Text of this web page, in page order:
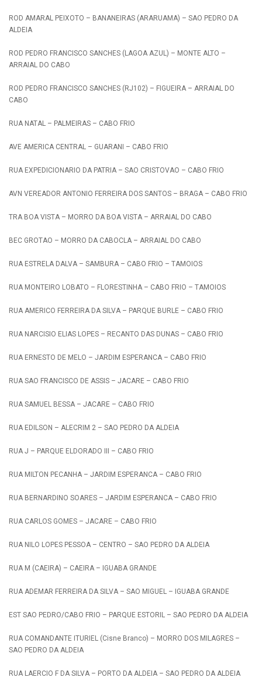
ROD AMARAL PEIXOTO – BANANEIRAS (ARARUAMA) – SAO PEDRO DA
ALDEIA
ROD PEDRO FRANCISCO SANCHES (LAGOA AZUL) – MONTE ALTO –
ARRAIAL DO CABO
ROD PEDRO FRANCISCO SANCHES (RJ102) – FIGUEIRA – ARRAIAL DO
CABO
RUA NATAL – PALMEIRAS – CABO FRIO
AVE AMERICA CENTRAL – GUARANI – CABO FRIO
RUA EXPEDICIONARIO DA PATRIA – SAO CRISTOVAO – CABO FRIO
AVN VEREADOR ANTONIO FERREIRA DOS SANTOS – BRAGA – CABO FRIO
TRA BOA VISTA – MORRO DA BOA VISTA – ARRAIAL DO CABO
BEC GROTAO – MORRO DA CABOCLA – ARRAIAL DO CABO
RUA ESTRELA DALVA – SAMBURA – CABO FRIO – TAMOIOS
RUA MONTEIRO LOBATO – FLORESTINHA – CABO FRIO – TAMOIOS
RUA AMERICO FERREIRA DA SILVA – PARQUE BURLE – CABO FRIO
RUA NARCISIO ELIAS LOPES – RECANTO DAS DUNAS – CABO FRIO
RUA ERNESTO DE MELO – JARDIM ESPERANCA – CABO FRIO
RUA SAO FRANCISCO DE ASSIS – JACARE – CABO FRIO
RUA SAMUEL BESSA – JACARE – CABO FRIO
RUA EDILSON – ALECRIM 2 – SAO PEDRO DA ALDEIA
RUA J – PARQUE ELDORADO III – CABO FRIO
RUA MILTON PECANHA – JARDIM ESPERANCA – CABO FRIO
RUA BERNARDINO SOARES – JARDIM ESPERANCA – CABO FRIO
RUA CARLOS GOMES – JACARE – CABO FRIO
RUA NILO LOPES PESSOA – CENTRO – SAO PEDRO DA ALDEIA
RUA M (CAEIRA) – CAEIRA – IGUABA GRANDE
RUA ADEMAR FERREIRA DA SILVA – SAO MIGUEL – IGUABA GRANDE
EST SAO PEDRO/CABO FRIO – PARQUE ESTORIL – SAO PEDRO DA ALDEIA
RUA COMANDANTE ITURIEL (Cisne Branco) – MORRO DOS MILAGRES –
SAO PEDRO DA ALDEIA
RUA LAERCIO F DA SILVA – PORTO DA ALDEIA – SAO PEDRO DA ALDEIA